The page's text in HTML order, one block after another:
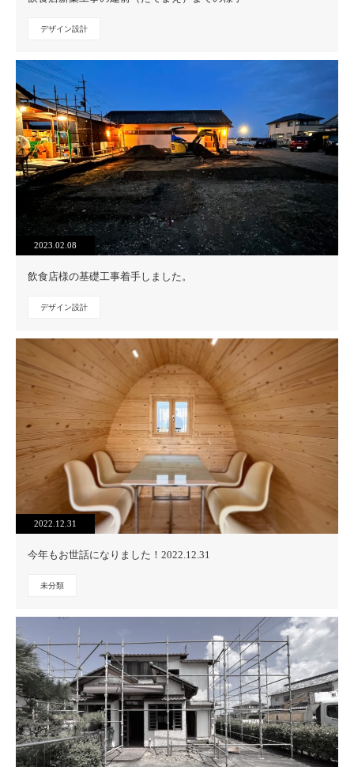
デザイン設計
2023.02.08
飲食店様の基礎工事着手しました。
デザイン設計
2022.12.31
今年もお世話になりました！2022.12.31
未分類